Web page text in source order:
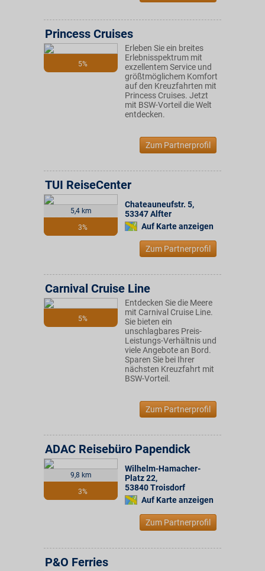
5%
Princess Cruises
Erleben Sie ein breites
Erlebnisspektrum mit
exzellentem Service und
größtmöglichem Komfort
auf den Kreuzfahrten mit
Princess Cruises. Jetzt
mit BSW-Vorteil die Welt
entdecken.
Zum Partnerprofil
5,4 km
3%
TUI ReiseCenter
Chateauneufstr. 5,
53347Alfter
Auf Karte anzeigen
Zum Partnerprofil
5%
Carnival Cruise Line
Entdecken Sie die Meere
mit Carnival Cruise Line.
Sie bieten ein
unschlagbares Preis-
Leistungs-Verhältnis und
viele Angebote an Bord.
Sparen Sie bei Ihrer
nächsten Kreuzfahrt mit
BSW-Vorteil.
Zum Partnerprofil
9,8 km
3%
ADAC Reisebüro Papendick
Wilhelm-Hamacher-
Platz 22,
53840Troisdorf
Auf Karte anzeigen
Zum Partnerprofil
P&O Ferries